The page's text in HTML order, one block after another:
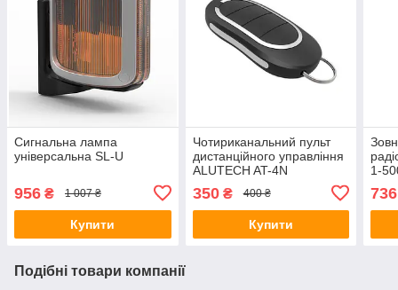
Сигнальна лампа
універсальна SL-U
956 ₴ 1 007 ₴
Купити
Чотириканальний пульт
дистанційного управління
ALUTECH AT-4N
350₴ 400 ₴
Купити
1-
736
Подібні товари компанії